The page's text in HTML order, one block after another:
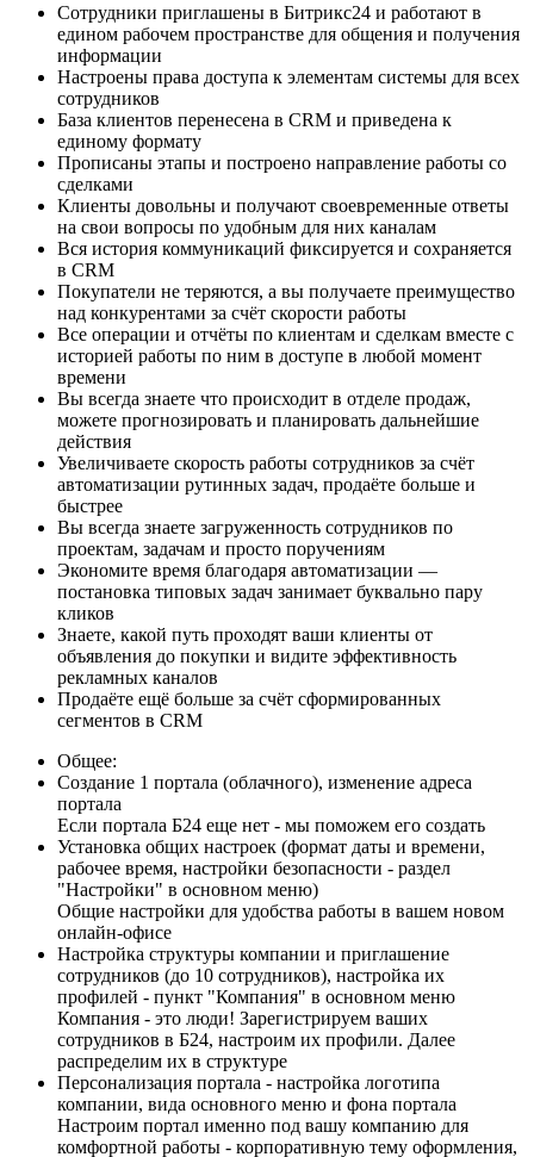
Сотрудники приглашены в Битрикс24 и работают в
едином рабочем пространстве для общения и получения
информации
Настроены права доступа к элементам системы для всех
сотрудников
База клиентов перенесена в CRM и приведена к
единому формату
Прописаны этапы и построено направление работы со
сделками
Клиенты довольны и получают своевременные ответы
на свои вопросы по удобным для них каналам
Вся история коммуникаций фиксируется и сохраняется
в CRM
Покупатели не теряются, а вы получаете преимущество
над конкурентами за счёт скорости работы
Все операции и отчёты по клиентам и сделкам вместе с
историей работы по ним в доступе в любой момент
времени
Вы всегда знаете что происходит в отделе продаж,
можете прогнозировать и планировать дальнейшие
действия
Увеличиваете скорость работы сотрудников за счёт
автоматизации рутинных задач, продаёте больше и
быстрее
Вы всегда знаете загруженность сотрудников по
проектам, задачам и просто поручениям
Экономите время благодаря автоматизации —
постановка типовых задач занимает буквально пару
кликов
Знаете, какой путь проходят ваши клиенты от
объявления до покупки и видите эффективность
рекламных каналов
Продаёте ещё больше за счёт сформированных
сегментов в CRM
Общее:
Создание 1 портала (облачного), изменение адреса
портала
Если портала Б24 еще нет - мы поможем его создать
Установка общих настроек (формат даты и времени,
рабочее время, настройки безопасности - раздел
"Настройки" в основном меню)
Общие настройки для удобства работы в вашем новом
онлайн-офисе
Настройка структуры компании и приглашение
сотрудников (до 10 сотрудников), настройка их
профилей - пункт "Компания" в основном меню
Компания - это люди! Зарегистрируем ваших
сотрудников в Б24, настроим их профили. Далее
распределим их в структуре
Персонализация портала - настройка логотипа
компании, вида основного меню и фона портала
Настроим портал именно под вашу компанию для
комфортной работы - корпоративную тему оформления,